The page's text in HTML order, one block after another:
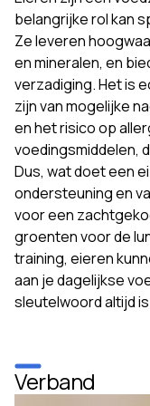
belangrijke rol kan
Ze leveren
en mineralen, en
verzadiging. Het is
zijn van mogelijke
en het risico op
voedingsmiddelen,
Dus, wat doet een
ondersteuning en
voor een
groenten voor de
training, eieren
aan je dagelijkse
sleutelwoord altijd
Verband